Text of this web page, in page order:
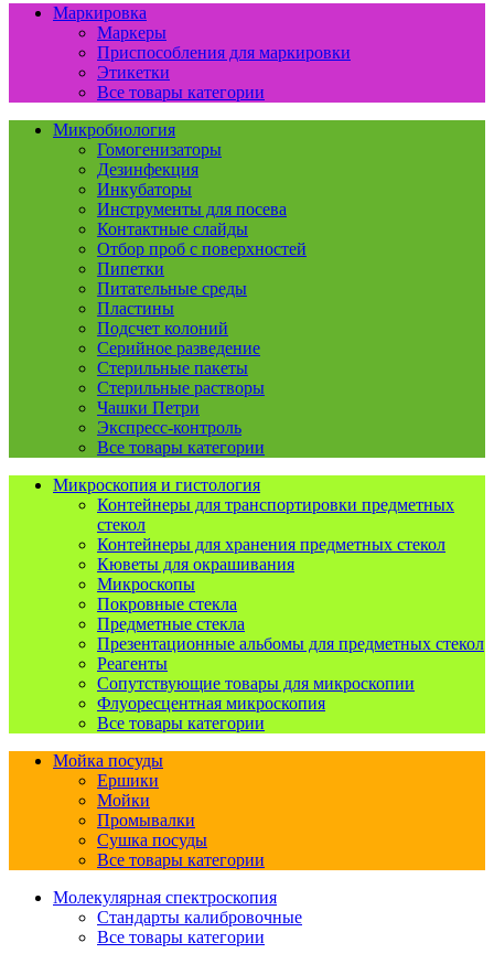
Маркировка
Маркеры
Приспособления для маркировки
Этикетки
Все товары категории
Микробиология
Гомогенизаторы
Дезинфекция
Инкубаторы
Инструменты для посева
Контактные слайды
Отбор проб с поверхностей
Пипетки
Питательные среды
Пластины
Подсчет колоний
Серийное разведение
Стерильные пакеты
Стерильные растворы
Чашки Петри
Экспресс-контроль
Все товары категории
Микроскопия и гистология
Контейнеры для транспортировки предметных
стекол
Контейнеры для хранения предметных стекол
Кюветы для окрашивания
Микроскопы
Покровные стекла
Предметные стекла
Презентационные альбомы для предметных стекол
Реагенты
Сопутствующие товары для микроскопии
Флуоресцентная микроскопия
Все товары категории
Мойка посуды
Ершики
Мойки
Промывалки
Сушка посуды
Все товары категории
Молекулярная спектроскопия
Стандарты калибровочные
Все товары категории